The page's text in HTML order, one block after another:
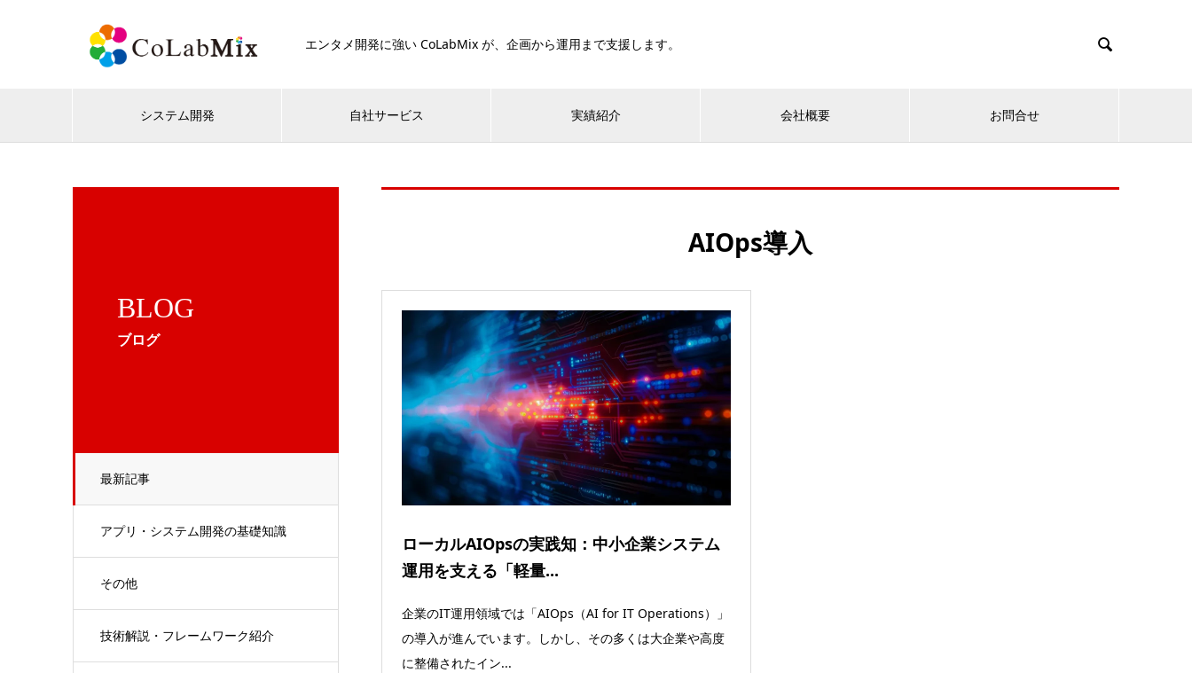
エンタメ開発に強い CoLabMix が、企画から運用まで支援します。 
システム開発 自社サービス 実績紹介 会社概要 お問合せ
BLOG
ブログ
最新記事
アプリ・システム開発の基礎知識
その他
技術解説・フレームワーク紹介
AIOps導入
ローカルAIOpsの実践知：中小企業システム
運用を支える「軽量...
企業のIT運用領域では「AIOps（AI for IT Operations）」
の導入が進んでいます。しかし、その多くは大企業や高度
に整備されたイン...